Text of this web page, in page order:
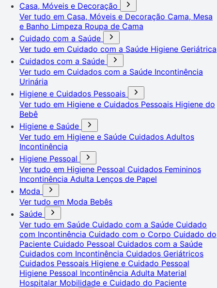
Casa, Móveis e Decoração
Ver tudo em Casa, Móveis e Decoração Cama, Mesa
e Banho Limpeza Roupa de Cama
Cuidado com a Saúde
Ver tudo em Cuidado com a Saúde Higiene Geriátrica
Cuidados com a Saúde
Ver tudo em Cuidados com a Saúde Incontinência
Urinária
Higiene e Cuidados Pessoais
Ver tudo em Higiene e Cuidados Pessoais Higiene do
Bebê
Higiene e Saúde
Ver tudo em Higiene e Saúde Cuidados Adultos
Incontinência
Higiene Pessoal
Ver tudo em Higiene Pessoal Cuidados Femininos
Incontinência Adulta Lenços de Papel
Moda
Ver tudo em Moda Bebês
Saúde
Ver tudo em Saúde Cuidado com a Saúde Cuidado
com Incontinência Cuidado com o Corpo Cuidado do
Paciente Cuidado Pessoal Cuidados com a Saúde
Cuidados com Incontinência Cuidados Geriátricos
Cuidados Pessoais Higiene e Cuidado Pessoal
Higiene Pessoal Incontinência Adulta Material
Hospitalar Mobilidade e Cuidado do Paciente